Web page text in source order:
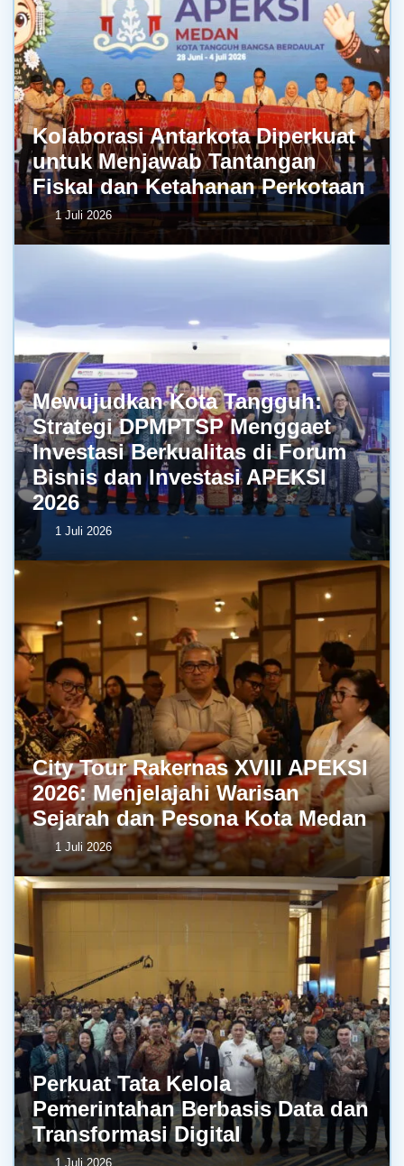
Kolaborasi Antarkota Diperkuat
untuk Menjawab Tantangan
Fiskal dan Ketahanan Perkotaan
1 Juli 2026
Mewujudkan Kota Tangguh:
Strategi DPMPTSP Menggaet
Investasi Berkualitas di Forum
Bisnis dan Investasi APEKSI
2026
1 Juli 2026
City Tour Rakernas XVIII APEKSI
2026: Menjelajahi Warisan
Sejarah dan Pesona Kota Medan
1 Juli 2026
Perkuat Tata Kelola
Pemerintahan Berbasis Data dan
Transformasi Digital
1 Juli 2026